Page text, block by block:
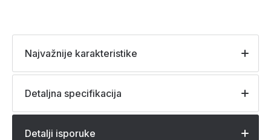
Najvažnije karakteristike
Detaljna specifikacija
Detalji isporuke